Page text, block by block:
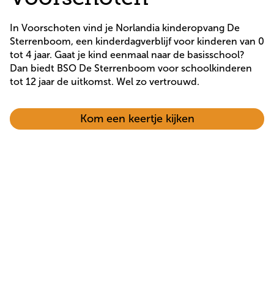
In Voorschoten vind je Norlandia kinderopvang De
Sterrenboom, een kinderdagverblijf voor kinderen van 0
tot 4 jaar. Gaat je kind eenmaal naar de basisschool?
Dan biedt BSO De Sterrenboom voor schoolkinderen
Norlandia
Kom een keertje kijken